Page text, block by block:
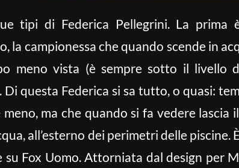
tipi di Federica Pellegrini. La
la campionessa che quando scende in
meno vista (è sempre sotto il livello
questa Federica si sa tutto, o quasi:
meno, ma che quando si fa vedere
all’esterno dei perimetri delle
su Fox Uomo. Attorniata dal design per